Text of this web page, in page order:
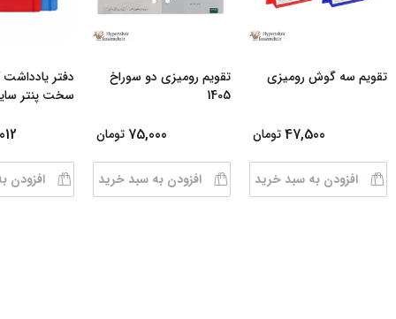
تقویم سه گوش رومیزی
47,500 تومان
افزودن به سبد خرید
تقویم رومیزی دو سوراخ
1405
75,000 تومان
افزودن به سبد خرید
دفتر
سخت پنتر
افزودن